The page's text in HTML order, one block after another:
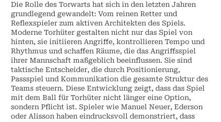
Die Rolle des Torwarts hat sich in den letzten Jahren
grundlegend gewandelt: Vom reinen Retter und
Reflexspieler zum aktiven Architekten des Spiels.
Moderne Torhüter gestalten nicht nur das Spiel von
hinten, sie initiieren Angriffe, kontrollieren Tempo und
Rhythmus und schaffen Räume, die das Angriffsspiel
ihrer Mannschaft maßgeblich beeinflussen. Sie sind
taktische Entscheider, die durch Positionierung,
Passspiel und Kommunikation die gesamte Struktur des
Teams steuern. Diese Entwicklung zeigt, dass das Spiel
mit dem Ball für Torhüter nicht länger eine Option,
sondern Pflicht ist. Spieler wie Manuel Neuer, Ederson
oder Alisson haben eindrucksvoll demonstriert, dass